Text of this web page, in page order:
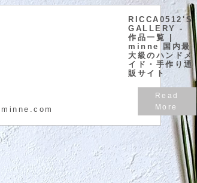
RICCA0512'S
GALLERY -
作品一覧 |
minne 国内最
大級のハンドメ
イド・手作り通
販サイト
minne.com